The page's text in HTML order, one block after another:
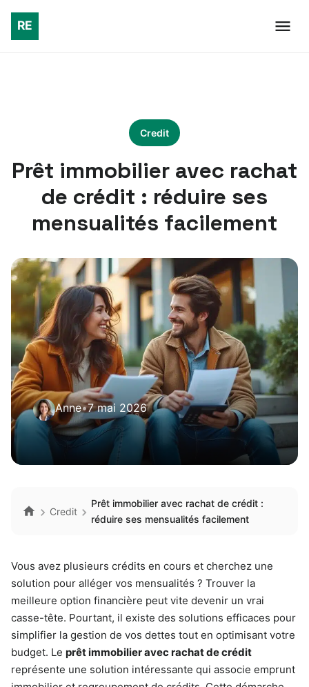
Credit
Prêt immobilier avec rachat
de crédit : réduire ses
mensualités facilement
Anne•7 mai 2026
Credit
Prêt immobilier avec rachat de crédit :
réduire ses mensualités facilement
Vous avez plusieurs crédits en cours et cherchez une
solution pour alléger vos mensualités ? Trouver la
meilleure option financière peut vite devenir un vrai
casse-tête. Pourtant, il existe des solutions efficaces pour
simplifier la gestion de vos dettes tout en optimisant votre
budget. Le prêt immobilier avec rachat de crédit
représente une solution intéressante qui associe emprunt